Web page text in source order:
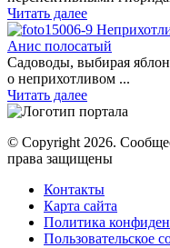
Читать далее
Анис полосатый
Садоводы, выбирая
о неприхотливом ...
Читать далее
© Copyright 2026.
права защищены
Контакты
Карта сайта
Политика
Пользовательское